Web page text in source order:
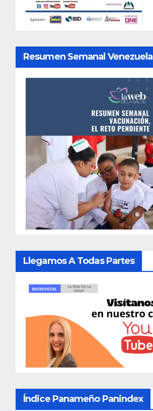
Resumen Semanal Venezuela
Llegamos A Todas Partes
Índice Panameño Panindex